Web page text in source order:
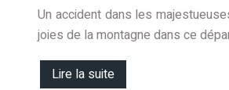
Un accident dans les
joies de la montagne dans ce
Lire la suite